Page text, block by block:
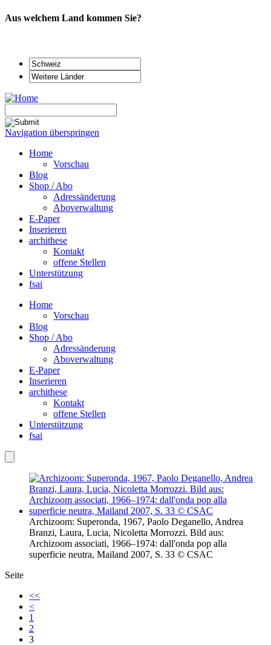
Aus welchem Land kommen Sie?
Navigation überspringen
Home
Vorschau
Blog
Shop / Abo
Adressänderung
Aboverwaltung
E-Paper
Inserieren
archithese
Kontakt
offene Stellen
Unterstützung
fsai
Home
Vorschau
Blog
Shop / Abo
Adressänderung
Aboverwaltung
E-Paper
Inserieren
archithese
Kontakt
offene Stellen
Unterstützung
fsai
Archizoom: Superonda, 1967, Paolo Deganello, Andrea
Branzi, Laura, Lucia, Nicoletta Morrozzi. Bild aus:
Archizoom associati, 1966–1974: dall'onda pop alla
superficie neutra, Mailand 2007, S. 33 © CSAC
Seite
<<
<
1
2
3